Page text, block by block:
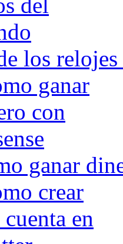
los
ganar